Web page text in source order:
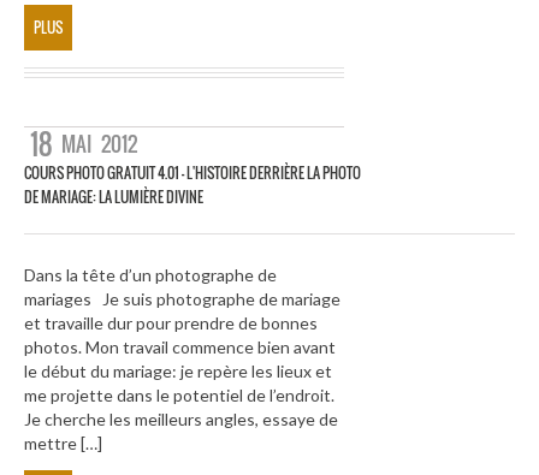
PLUS
18 MAI 2012
COURS PHOTO GRATUIT 4.01 – L'HISTOIRE DERRIÈRE LA PHOTO
DE MARIAGE: LA LUMIÈRE DIVINE
Dans la tête d’un photographe de
mariages Je suis photographe de mariage
et travaille dur pour prendre de bonnes
photos. Mon travail commence bien avant
le début du mariage: je repère les lieux et
me projette dans le potentiel de l’endroit.
Je cherche les meilleurs angles, essaye de
mettre […]